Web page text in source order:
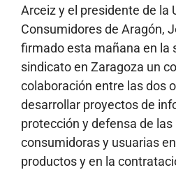
Arceiz y el presidente de la
Consumidores de Aragón,
firmado esta mañana en la
sindicato en Zaragoza un
colaboración entre las dos
desarrollar proyectos de
protección y defensa de
consumidoras y usuarias
productos y en la